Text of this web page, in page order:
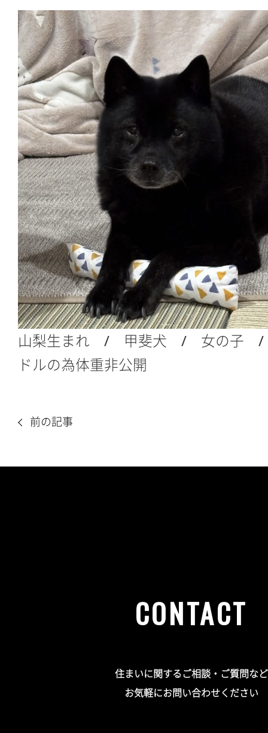
山梨生まれ / 甲斐犬 / 女の子
ドルの為体重非公開
前の記事
CONTACT
住まいに関するご相談・ご質問など
お気軽にお問い合わせください